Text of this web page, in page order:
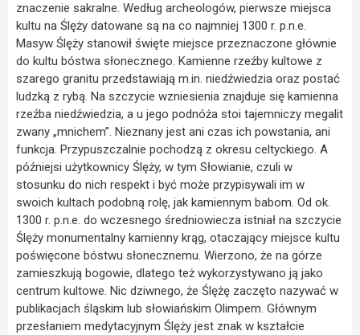
znaczenie sakralne. Według archeologów, pierwsze miejsca
kultu na Ślęży datowane są na co najmniej 1300 r. p.n.e.
Masyw Ślęży stanowił święte miejsce przeznaczone głównie
do kultu bóstwa słonecznego. Kamienne rzeźby kultowe z
szarego granitu przedstawiają m.in. niedźwiedzia oraz postać
ludzką z rybą. Na szczycie wzniesienia znajduje się kamienna
rzeźba niedźwiedzia, a u jego podnóża stoi tajemniczy megalit
zwany „mnichem”. Nieznany jest ani czas ich powstania, ani
funkcja. Przypuszczalnie pochodzą z okresu celtyckiego. A
późniejsi użytkownicy Ślęży, w tym Słowianie, czuli w
stosunku do nich respekt i być może przypisywali im w
swoich kultach podobną rolę, jak kamiennym babom. Od ok.
1300 r. p.n.e. do wczesnego średniowiecza istniał na szczycie
Ślęży monumentalny kamienny krąg, otaczający miejsce kultu
poświęcone bóstwu słonecznemu. Wierzono, że na górze
zamieszkują bogowie, dlatego też wykorzystywano ją jako
centrum kultowe. Nic dziwnego, że Ślężę zaczęto nazywać w
publikacjach śląskim lub słowiańskim Olimpem. Głównym
przesłaniem medytacyjnym Ślęży jest znak w kształcie